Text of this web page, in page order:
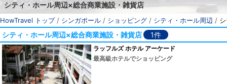
シティ・ホール周辺×総合商業施設・雑貨店
HowTravel トップ/ シンガポール / ショッピング / シティ・ホール周辺 /
シティ・ホール周辺×総合商業施設・雑貨店 1件
ラッフルズ ホテル アーケード
最高級ホテルでショッピング